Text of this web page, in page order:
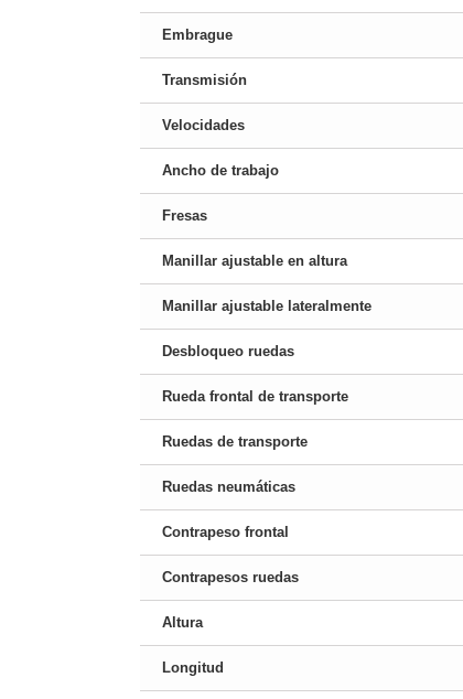
Embrague
Transmisión
Velocidades
Ancho de trabajo
Fresas
Manillar ajustable en altura
Manillar ajustable lateralmente
Desbloqueo ruedas
Rueda frontal de transporte
Ruedas de transporte
Ruedas neumáticas
Contrapeso frontal
Contrapesos ruedas
Altura
Longitud